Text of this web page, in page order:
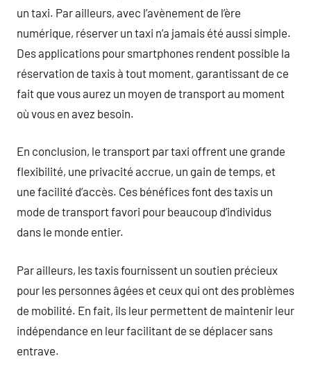
un taxi. Par ailleurs, avec l’avènement de l’ère
numérique, réserver un taxi n’a jamais été aussi simple.
Des applications pour smartphones rendent possible la
réservation de taxis à tout moment, garantissant de ce
fait que vous aurez un moyen de transport au moment
où vous en avez besoin.
En conclusion, le transport par taxi offrent une grande
flexibilité, une privacité accrue, un gain de temps, et
une facilité d’accès. Ces bénéfices font des taxis un
mode de transport favori pour beaucoup d’individus
dans le monde entier.
Par ailleurs, les taxis fournissent un soutien précieux
pour les personnes âgées et ceux qui ont des problèmes
de mobilité. En fait, ils leur permettent de maintenir leur
indépendance en leur facilitant de se déplacer sans
entrave.